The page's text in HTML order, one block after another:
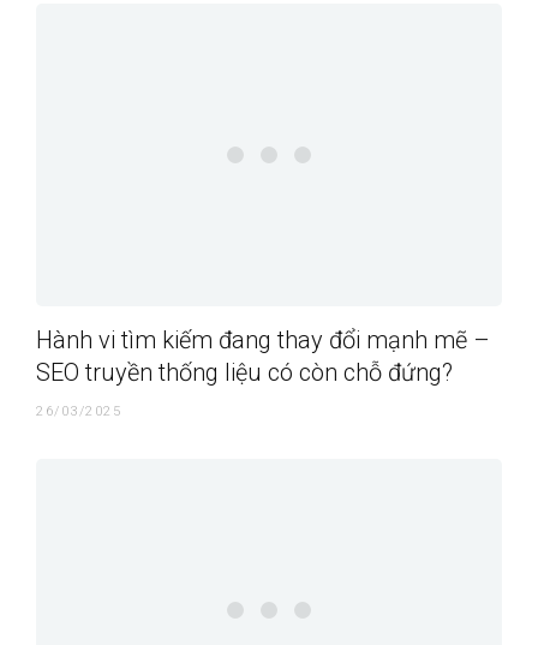
Hành vi tìm kiếm đang thay đổi mạnh mẽ –
SEO truyền thống liệu có còn chỗ đứng?
26/03/2025